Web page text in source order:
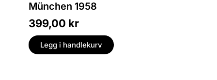
München 1958
399,00 kr
Legg i handlekurv